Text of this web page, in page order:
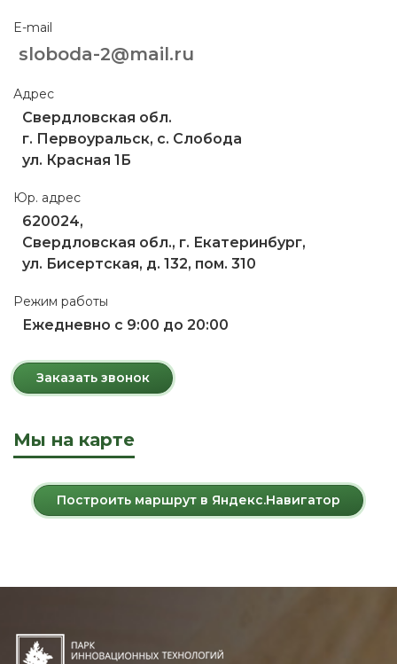
E-mail
sloboda-2@mail.ru
Адрес
Свердловская обл.
г. Первоуральск, с. Слобода
ул. Красная 1Б
Юр. адрес
620024,
Свердловская обл., г. Екатеринбург,
ул. Бисертская, д. 132, пом. 310
Режим работы
Ежедневно с 9:00 до 20:00
Заказать звонок
Мы на карте
Построить маршрут в Яндекс.Навигатор